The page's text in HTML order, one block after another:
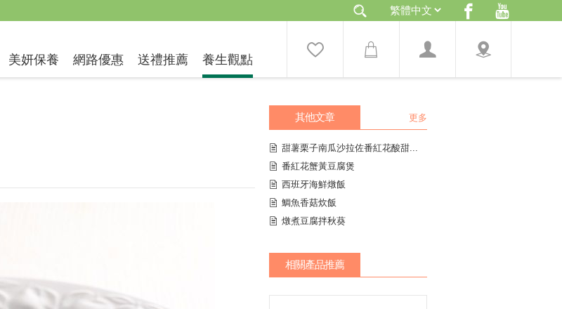
其他文章 更多
甜薯栗子南瓜沙拉佐番紅花酸甜...
番紅花蟹黃豆腐煲
西班牙海鮮燉飯
鯛魚香菇炊飯
燉煮豆腐拌秋葵
相關產品推薦
美妍保養 網路優惠 送禮推薦 養生觀點